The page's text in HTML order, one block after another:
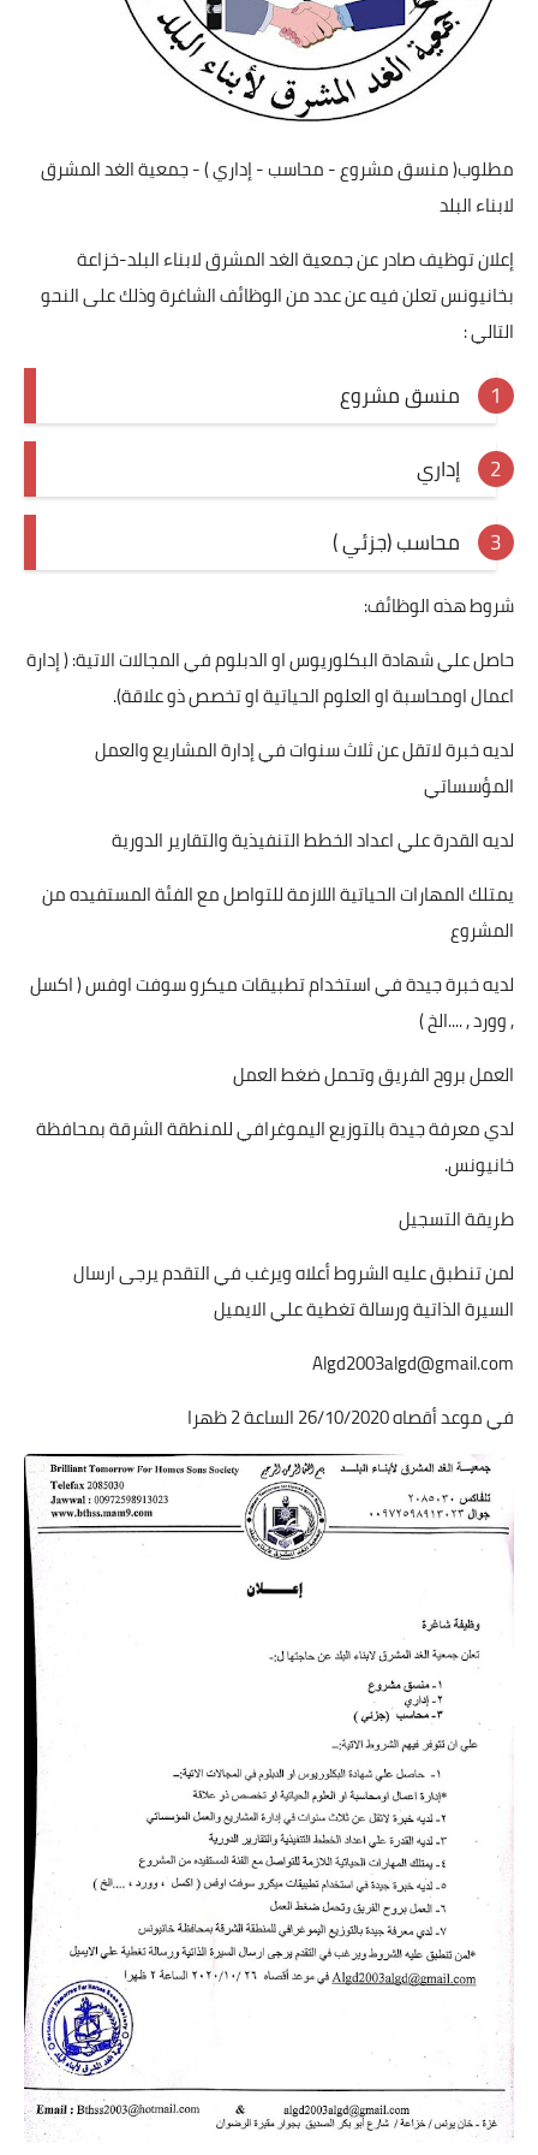
مطلوب( منسق مشروع - محاسب - إداري ) - جمعية الغد المشرق
لابناء البلد
إعلان توظيف صادر عن جمعية الغد المشرق لابناء البلد-خزاعة
بخانيونس تعلن فيه عن عدد من الوظائف الشاغرة وذلك على النحو
التالي :
منسق مشروع
إداري
محاسب (جزئي )
شروط هذه الوظائف:
حاصل علي شهادة البكلوريوس او الدبلوم في المجالات الاتية: ( إدارة
اعمال اومحاسبة او العلوم الحياتية او تخصص ذو علاقة).
لديه خبرة لاتقل عن ثلاث سنوات في إدارة المشاريع والعمل
المؤسساتي
لديه القدرة علي اعداد الخطط التنفيذية والتقارير الدورية
يمتلك المهارات الحياتية اللازمة للتواصل مع الفئة المستفيده من
المشروع
لديه خبرة جيدة في استخدام تطبيقات ميكرو سوفت اوفس ( اكسل
, وورد , ....الخ )
العمل بروح الفريق وتحمل ضغط العمل
لدي معرفة جيدة بالتوزيع اليموغرافي للمنطقة الشرقة بمحافظة
خانيونس.
طريقة التسجيل
لمن تنطبق عليه الشروط أعلاه ويرغب في التقدم يرجى ارسال
السيرة الذاتية ورسالة تغطية علي الايميل
Algd2003algd@gmail.com
في موعد أقصاه 26/10/2020 الساعة 2 ظهرا